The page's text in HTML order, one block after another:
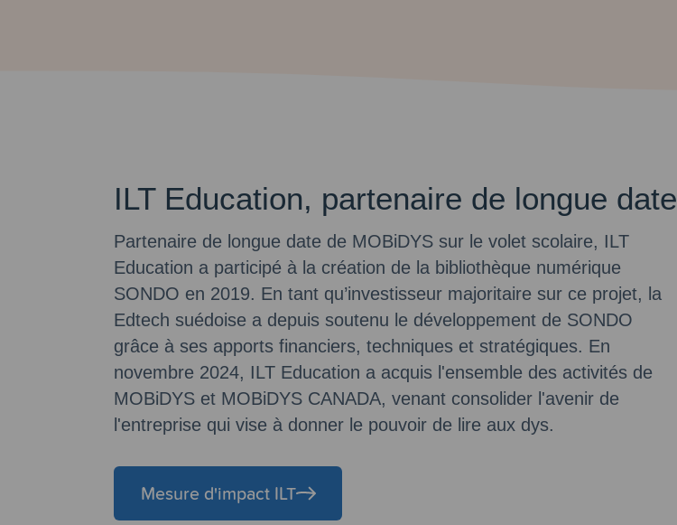
ILT Education, partenaire de longue date
Partenaire de longue date de MOBiDYS sur le volet scolaire, ILT
Education a participé à la création de la bibliothèque numérique
SONDO en 2019. En tant qu’investisseur majoritaire sur ce projet, la
Edtech suédoise a depuis soutenu le développement de SONDO
grâce à ses apports financiers, techniques et stratégiques. En
novembre 2024, ILT Education a acquis l'ensemble des activités de
MOBiDYS et MOBiDYS CANADA, venant consolider l'avenir de
l'entreprise qui vise à donner le pouvoir de lire aux dys.
Mesure d'impact ILT